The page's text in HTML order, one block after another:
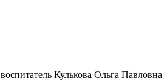
воспитатель Кулькова Ольга Павловна